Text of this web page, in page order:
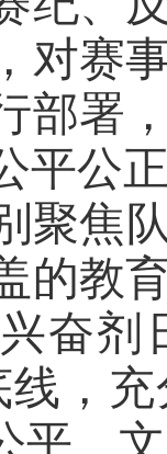
对赛
部署
平公
聚焦
的教
奋剂
线，
平、